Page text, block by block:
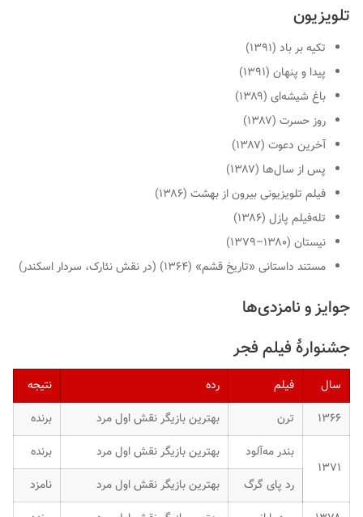
تلویزیون
تکیه بر باد (۱۳۹۱)
پیدا و پنهان (۱۳۹۱)
باغ شیشه‌ای (۱۳۸۹)
روز حسرت (۱۳۸۷)
آخرین دعوت (۱۳۸۷)
پس از سال‌ها (۱۳۸۷)
فیلم تلویزیونی بیرون از بهشت (۱۳۸۶)
تله‌فیلم پازل (۱۳۸۶)
نیستان (۱۳۸۰–۱۳۷۹)
مستند داستانی «تاریخ قشم» (۱۳۶۴) (در نقش نئارک، سردار اسکندر)
جوایز و نامزدی‌ها
جشنوارهٔ فیلم فجر
سال فیلم رده
نتیجه
۱۳۶۶
ترن بهترین بازیگر نقش اول مرد برنده
۱۳۷۱
بندر مه‌آلود بهترین بازیگر نقش اول مرد
برنده
رد پای گرگ
بهترین بازیگر نقش اول مرد
نامزد